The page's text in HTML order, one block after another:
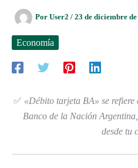
Por User2 / 23 de diciembre
Economía
✅ «Débito tarjeta BA» se
Banco de la Nación
desde tu